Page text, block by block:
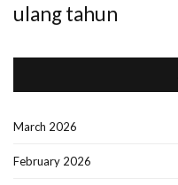
ulang tahun
March 2026
February 2026